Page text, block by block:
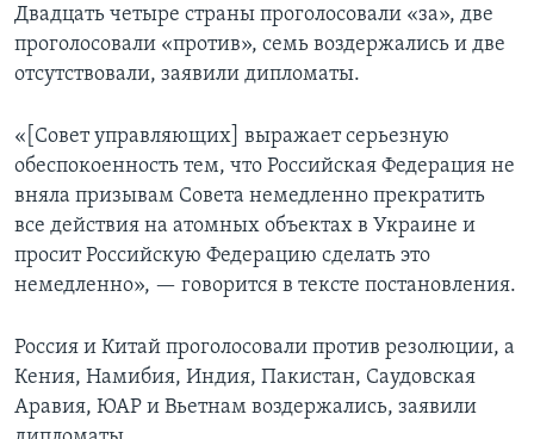
Двадцать четыре страны проголосовали «за», две
проголосовали «против», семь воздержались и две
отсутствовали, заявили дипломаты.
«[Совет управляющих] выражает серьезную
обеспокоенность тем, что Российская Федерация не
вняла призывам Совета немедленно прекратить
все действия на атомных объектах в Украине и
просит Российскую Федерацию сделать это
немедленно», — говорится в тексте постановления.
Россия и Китай проголосовали против резолюции, а
Кения, Намибия, Индия, Пакистан, Саудовская
Аравия, ЮАР и Вьетнам воздержались, заявили